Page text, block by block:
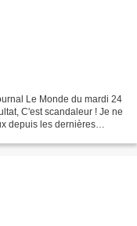
Le Monde du mardi 24
C'est scandaleur ! Je ne
depuis les dernières